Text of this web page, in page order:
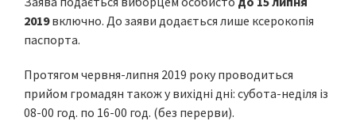
2019включно. До заяви додається лише ксерокопія
паспорта.
Протягом червня-липня 2019 року проводиться
прийом громадян також у вихідні дні: субота-неділя із
08-00 год. по 16-00 год. (без перерви).